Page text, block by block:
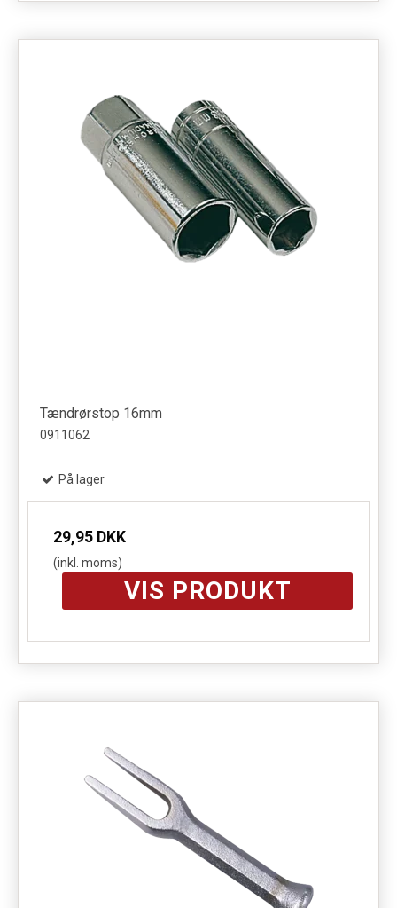
Tændrørstop 16mm
0911062
På lager
29,95 DKK
(inkl. moms)
VIS PRODUKT